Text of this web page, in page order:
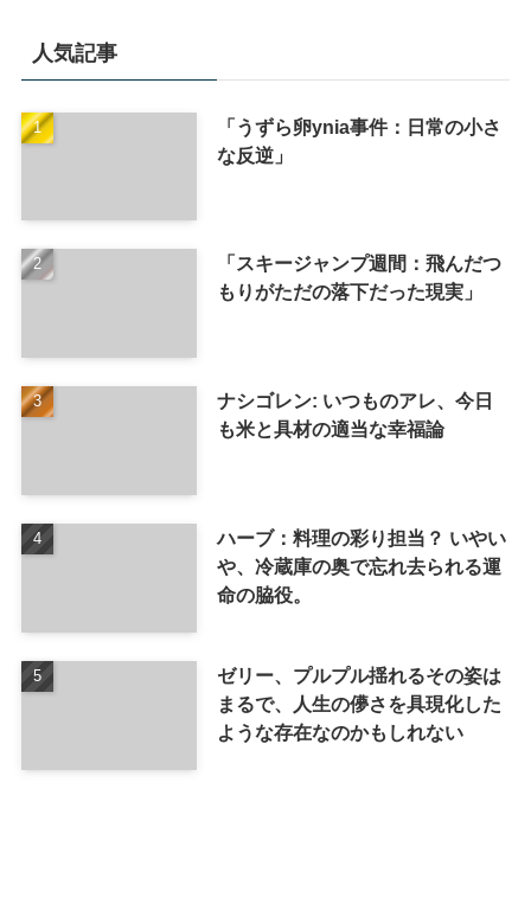
人気記事
「うずら卵ynia事件：日常の小さ
な反逆」
「スキージャンプ週間：飛んだつ
もりがただの落下だった現実」
ナシゴレン: いつものアレ、今日
も米と具材の適当な幸福論
ハーブ：料理の彩り担当？ いやい
や、冷蔵庫の奥で忘れ去られる運
命の脇役。
ゼリー、プルプル揺れるその姿は
まるで、人生の儚さを具現化した
ような存在なのかもしれない